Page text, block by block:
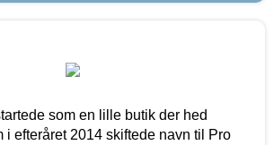
som en lille butik der hed
i efteråret 2014 skiftede navn til Pro